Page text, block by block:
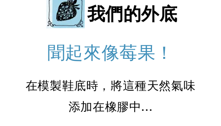
我們的外底
聞起來像莓果！
在模製鞋底時，將這種天然氣味
添加在橡膠中...